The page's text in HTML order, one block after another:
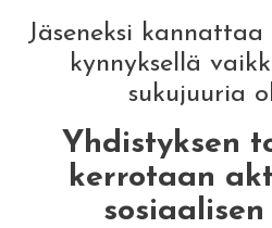
Jäseneksi
kynnyksellä
sukujuuria
Yhdistyksen
kerrotaan